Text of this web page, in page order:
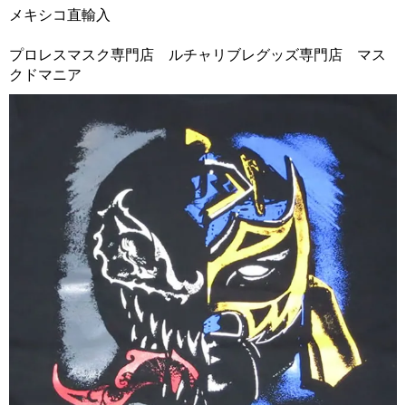
メキシコ直輸入
プロレスマスク専門店 ルチャリブレグッズ専門店 マス
クドマニア